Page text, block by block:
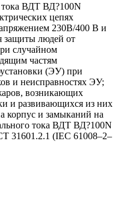
ВДТ ВД?100N
цепях
230В/400 В и
защиты людей от
случайном
частям
(ЭУ) при
и неисправностях ЭУ;
возникающих
и развивающихся из них
корпус и замыканий на
тока ВДТ ВД?100N
31601.2.1 (IEC 61008–2–